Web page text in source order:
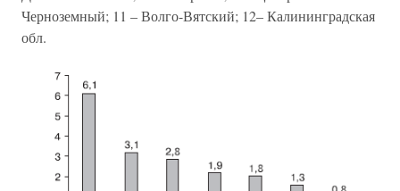
Черноземный; 11 – Волго-Вятский; 12– Калининградская
обл.